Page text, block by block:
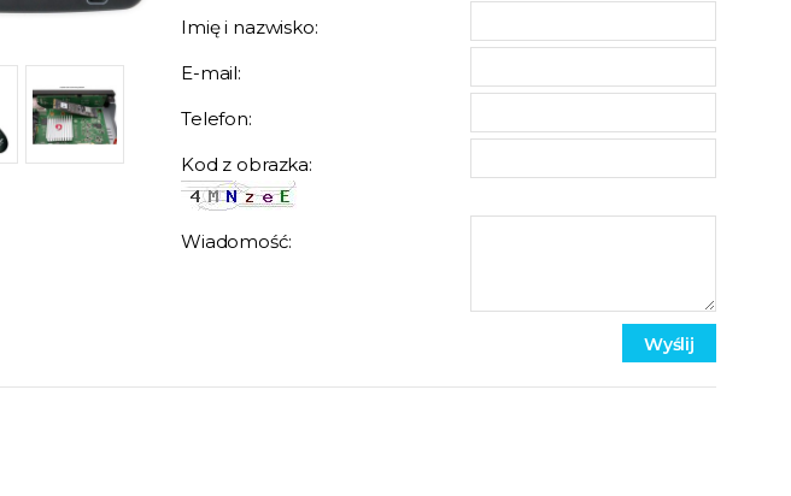
Imię i nazwisko:
E-mail:
Telefon:
Kod z obrazka:
Wiadomość: